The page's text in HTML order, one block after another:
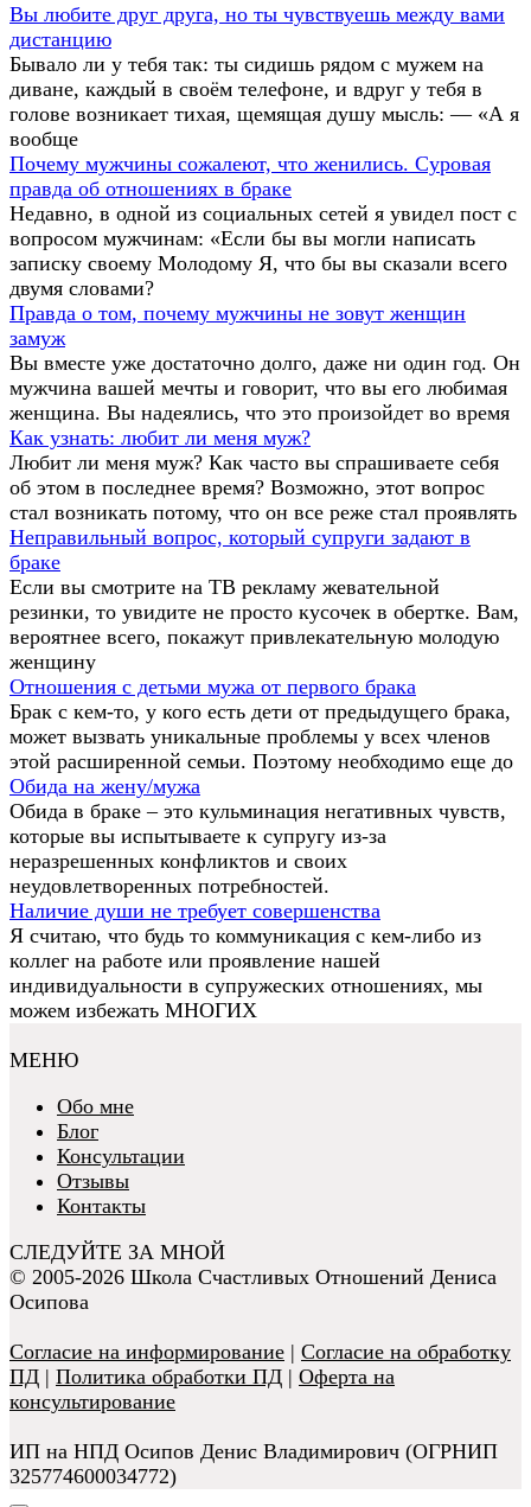
Вы любите друг друга, но ты чувствуешь между вами
дистанцию
Бывало ли у тебя так: ты сидишь рядом с мужем на
диване, каждый в своём телефоне, и вдруг у тебя в
голове возникает тихая, щемящая душу мысль: — «А я
вообще
Почему мужчины сожалеют, что женились. Суровая
правда об отношениях в браке
Недавно, в одной из социальных сетей я увидел пост с
вопросом мужчинам: «Если бы вы могли написать
записку своему Молодому Я, что бы вы сказали всего
двумя словами?
Правда о том, почему мужчины не зовут женщин
замуж
Вы вместе уже достаточно долго, даже ни один год. Он
мужчина вашей мечты и говорит, что вы его любимая
женщина. Вы надеялись, что это произойдет во время
Как узнать: любит ли меня муж?
Любит ли меня муж? Как часто вы спрашиваете себя
об этом в последнее время? Возможно, этот вопрос
стал возникать потому, что он все реже стал проявлять
Неправильный вопрос, который супруги задают в
браке
Если вы смотрите на ТВ рекламу жевательной
резинки, то увидите не просто кусочек в обертке. Вам,
вероятнее всего, покажут привлекательную молодую
женщину
Отношения с детьми мужа от первого брака
Брак с кем-то, у кого есть дети от предыдущего брака,
может вызвать уникальные проблемы у всех членов
этой расширенной семьи. Поэтому необходимо еще до
Обида на жену/мужа
Обида в браке – это кульминация негативных чувств,
которые вы испытываете к супругу из-за
неразрешенных конфликтов и своих
неудовлетворенных потребностей.
Наличие души не требует совершенства
Я считаю, что будь то коммуникация с кем-либо из
коллег на работе или проявление нашей
индивидуальности в супружеских отношениях, мы
можем избежать МНОГИХ
МЕНЮ
Обо мне
Блог
Консультации
Отзывы
Контакты
СЛЕДУЙТЕ ЗА МНОЙ
© 2005-2026 Школа Счастливых Отношений Дениса
Осипова
Согласие на информирование | Согласие на обработку
ПД | Политика обработки ПД | Оферта на
консультирование
ИП на НПД Осипов Денис Владимирович (ОГРНИП
325774600034772)